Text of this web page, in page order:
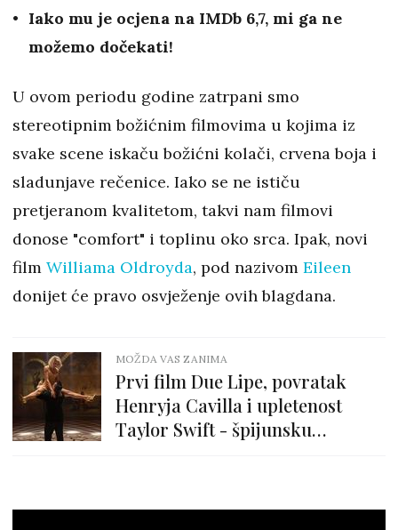
Iako mu je ocjena na IMDb 6,7, mi ga ne
možemo dočekati!
U ovom periodu godine zatrpani smo
stereotipnim božićnim filmovima u kojima iz
svake scene iskaču božićni kolači, crvena boja i
sladunjave rečenice. Iako se ne ističu
pretjeranom kvalitetom, takvi nam filmovi
donose "comfort" i toplinu oko srca. Ipak, novi
film Williama Oldroyda, pod nazivom Eileen
donijet će pravo osvježenje ovih blagdana.
MOŽDA VAS ZANIMA
Prvi film Due Lipe, povratak
Henryja Cavilla i upletenost
Taylor Swift - špijunsku